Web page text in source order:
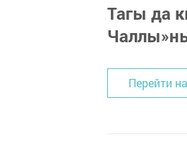
Тагы да
Перейти